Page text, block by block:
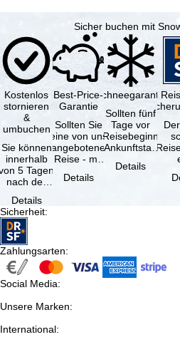
Sicher buchen mit
Kostenlos
stornieren
&
umbuchen
Sie können
innerhalb
5 Tagen
nach der
kostenfrei
…
Details
Best-Price-
Garantie
Sollten Sie
eine von uns
angebotene
Reise - mit
Verfügbarkeit
Details
Schneegarantie
Sollten fünf
Tage vor
Reisebeginn
(Ankunftstag)
Schneemangel
Details
Sicherheit:
Zahlungsarten:
Social Media:
Unsere Marken:
International: